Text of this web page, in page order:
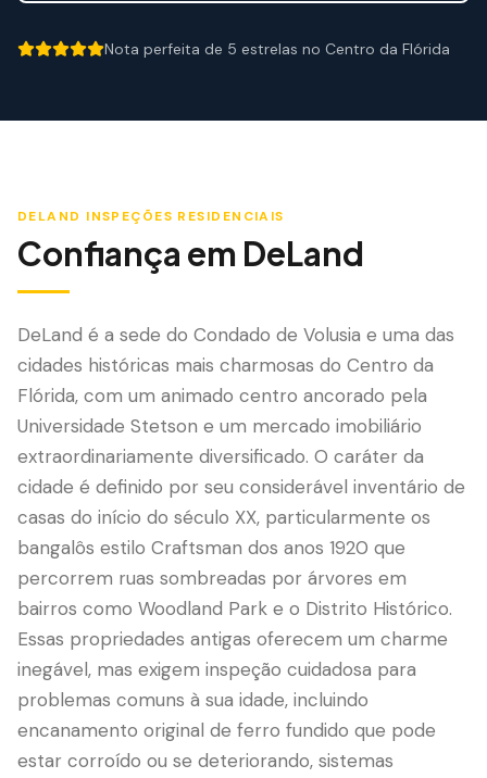
Mitigação de Vento
Certificação de Telhado
Inspeção por Drone
Inspeção de Cupim
LANGUAGE
5 out of 5 stars.Nota perfeita de 5 estrelas no Centro da Flórida
DELAND INSPEÇÕES RESIDENCIAIS
Confiança em DeLand
DeLand é a sede do Condado de Volusia e uma das
cidades históricas mais charmosas do Centro da
Flórida, com um animado centro ancorado pela
Universidade Stetson e um mercado imobiliário
extraordinariamente diversificado. O caráter da
cidade é definido por seu considerável inventário de
casas do início do século XX, particularmente os
bangalôs estilo Craftsman dos anos 1920 que
percorrem ruas sombreadas por árvores em
bairros como Woodland Park e o Distrito Histórico.
Essas propriedades antigas oferecem um charme
inegável, mas exigem inspeção cuidadosa para
problemas comuns à sua idade, incluindo
encanamento original de ferro fundido que pode
estar corroído ou se deteriorando, sistemas